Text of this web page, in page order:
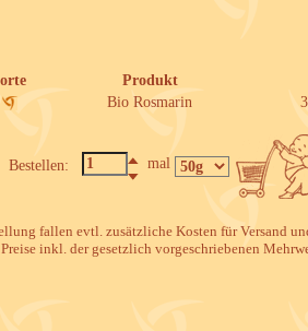
Produkt
Bio Rosmarin
Bestellen: mal
fallen evtl. zusätzliche Kosten für Versand
inkl. der gesetzlich vorgeschriebenen